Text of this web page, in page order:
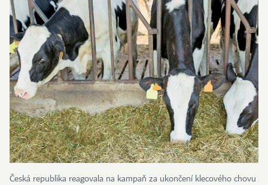
Česká republika reagovala na kampaň za ukončení klecového chovu